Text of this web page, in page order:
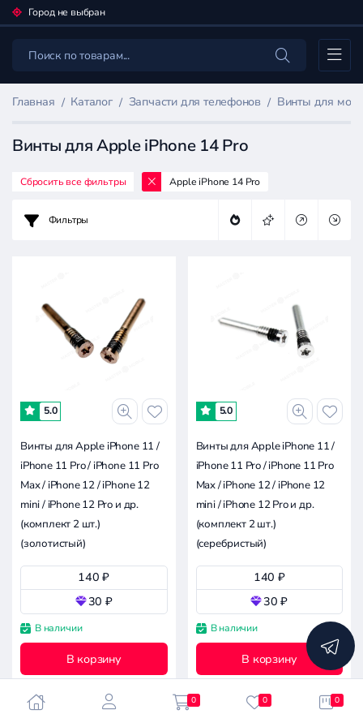
Город не выбран
Каталог
Главная Каталог Запчасти для телефонов Винты для
Винты для Apple iPhone 14 Pro
товаров
Совместимость
Все производители
Сбросить
Сбросить все фильтры Apple iPhone 14 Pro
Фильтры
5.0
Винты для Apple iPhone 11 /
iPhone 11 Pro / iPhone 11 Pro
Max / iPhone 12 / iPhone 12
mini / iPhone 12 Pro и др.
(комплект 2 шт.)
(золотистый)
140 ₽
30 ₽
В наличии
В корзину
5.0
Винты для Apple iPhone 11 /
iPhone 11 Pro / iPhone 11 Pro
Max / iPhone 12 / iPhone 12
mini / iPhone 12 Pro и др.
(комплект 2 шт.)
(серебристый)
140 ₽
30 ₽
В наличии
В корзину
0 0 0